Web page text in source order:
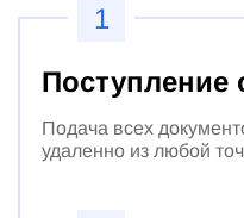
1
Поступление
Подача всех
удаленно из любой